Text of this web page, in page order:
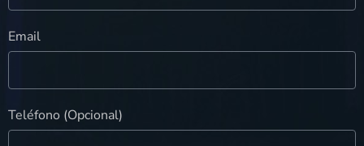
Email
Teléfono (Opcional)